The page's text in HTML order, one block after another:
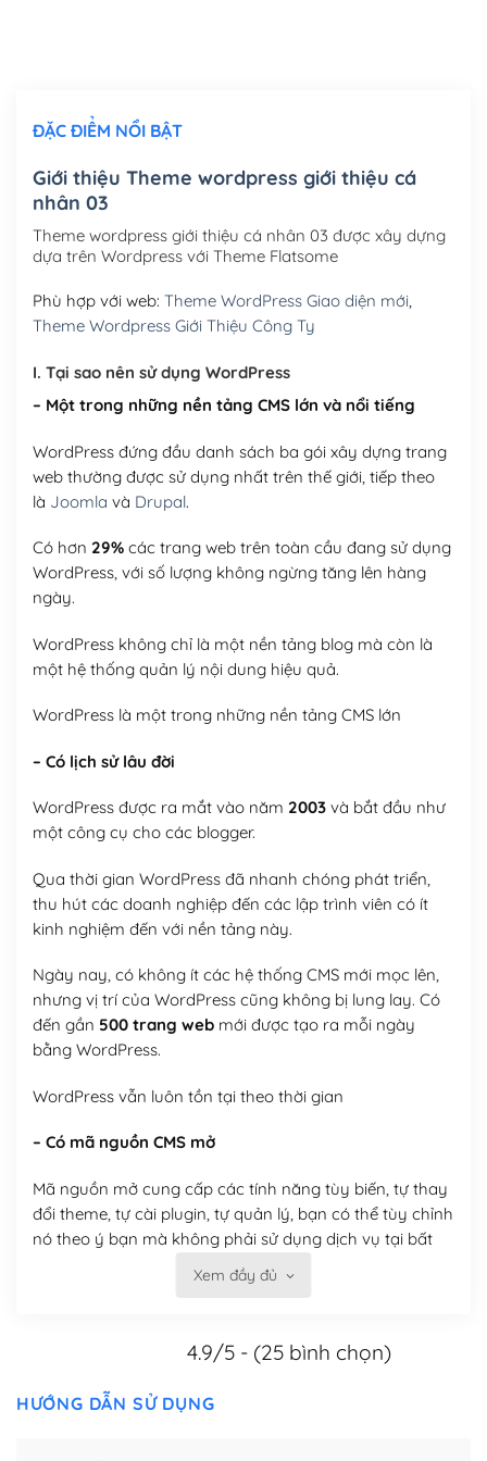
Mua thêm Host + Tên miền
Tên miền quốc tế .com .net .org (1 năm)
(+300,000₫)
Tên miền Việt Nam .vn (1 năm)
Hosting 2GB SSD (1 năm)(+450,000₫)
Hosting 3GB SSD (1 năm)(+550,000₫)
Hosting 5GB SSD (1 năm)(+650,000₫)
Hosting 8GB SSD (1 năm) (+950,000₫)
ĐẶC ĐIỂM NỔI BẬT
Giới thiệu Theme wordpress giới thiệu cá
nhân 03
Theme wordpress giới thiệu cá nhân 03 được xây dựng
dựa trên Wordpress với Theme Flatsome
Phù hợp với web: Theme WordPress Giao diện mới,
Theme Wordpress Giới Thiệu Công Ty
I. Tại sao nên sử dụng WordPress
– Một trong những nền tảng CMS lớn và nổi tiếng
WordPress đứng đầu danh sách ba gói xây dựng trang
web thường được sử dụng nhất trên thế giới, tiếp theo
là Joomla và Drupal.
Có hơn 29%các trang web trên toàn cầu đang sử dụng
WordPress, với số lượng không ngừng tăng lên hàng
ngày.
WordPress không chỉ là một nền tảng blog mà còn là
một hệ thống quản lý nội dung hiệu quả.
WordPress là một trong những nền tảng CMS lớn
– Có lịch sử lâu đời
WordPress được ra mắt vào năm 2003và bắt đầu như
một công cụ cho các blogger.
Qua thời gian WordPress đã nhanh chóng phát triển,
thu hút các doanh nghiệp đến các lập trình viên có ít
kinh nghiệm đến với nền tảng này.
Ngày nay, có không ít các hệ thống CMS mới mọc lên,
nhưng vị trí của WordPress cũng không bị lung lay. Có
đến gần 500 trang webmới được tạo ra mỗi ngày
bằng WordPress.
WordPress vẫn luôn tồn tại theo thời gian
– Có mã nguồn CMS mở
Mã nguồn mở cung cấp các tính năng tùy biến, tự thay
đổi theme, tự cài plugin, tự quản lý, bạn có thể tùy chỉnh
nó theo ý bạn mà không phải sử dụng dịch vụ tại bất
Xem đầy đủ
4.9/5 - (25 bình chọn)
HƯỚNG DẪN SỬ DỤNG